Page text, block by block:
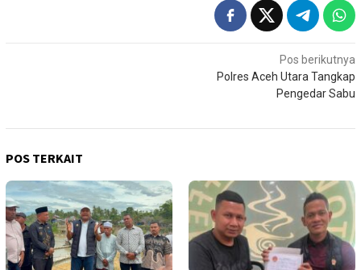
Pos berikutnya
Polres Aceh Utara Tangkap
Pengedar Sabu
POS TERKAIT